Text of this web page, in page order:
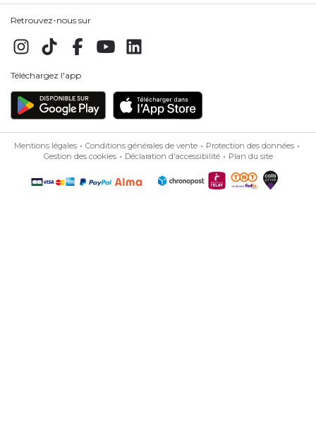
Retrouvez-nous sur
Téléchargez l'app
Mentions légales Conditions générales de vente
Protection des données
Gestion des cookies
Déclaration d'accessibilité Plan du site